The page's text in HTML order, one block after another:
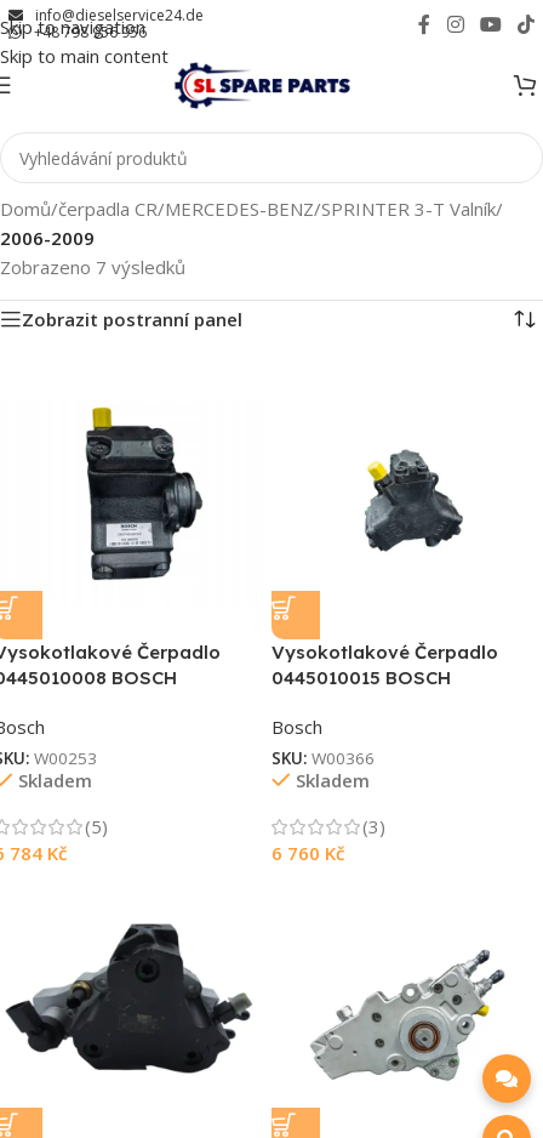
Skip to navigation
Skip to main content
info@dieselservice24.de
+48 798 956 956
Domů/čerpadla CR/MERCEDES-BENZ/SPRINTER 3-T Valník/
2006-2009
Zobrazeno 7 výsledků
Zobrazit postranní panel
Čerpadlo
BOSCH
W00253
Skladem
(5)
784 Kč
Vysokotlakové Čerpadlo
0445010015 BOSCH
Bosch
SKU: W00366
Skladem
(3)
6 760 Kč